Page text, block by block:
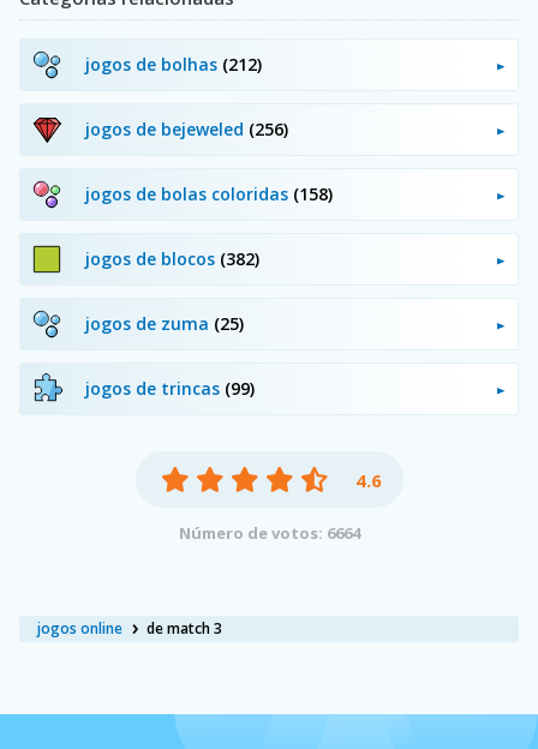
jogos online de match 3
jogos de bolhas (212)
jogos de bejeweled (256)
jogos de bolas coloridas (158)
jogos de blocos (382)
jogos de zuma (25)
jogos de trincas (99)
4.6
Número de votos: 6664